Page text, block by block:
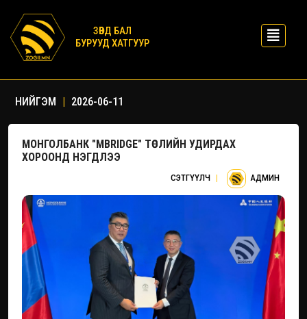
ЗӨВД БАЛ
БУРУУД ХАТГУУР
НИЙГЭМ | 2026-06-11
МОНГОЛБАНК "MBRIDGE" ТӨСЛИЙН УДИРДАХ
ХОРООНД НЭГДЛЭЭ
СЭТГҮҮЛЧ | АДМИН